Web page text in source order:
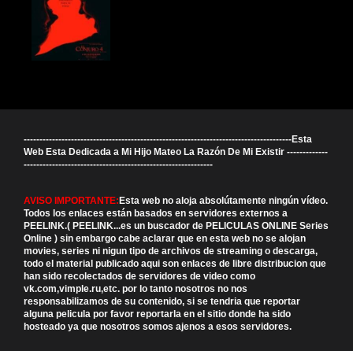
-------------------------------------------------------------------------------------Esta
Web Esta Dedicada a Mi Hijo Mateo La Razón De Mi Existir -------------
------------------------------------------------------------
AVISO IMPORTANTE: Esta web no aloja absolútamente ningún vídeo.
Todos los enlaces están basados en servidores externos a
PEELINK.( PEELINK...es un buscador de PELICULAS ONLINE Series
Online ) sin embargo cabe aclarar que en esta web no se alojan
movies, series ni nigun tipo de archivos de streaming o descarga,
todo el material publicado aqui son enlaces de libre distribucion que
han sido recolectados de servidores de video como
vk.com,vimple.ru,etc. por lo tanto nosotros no nos
responsabilizamos de su contenido, si se tendria que reportar
alguna pelicula por favor reportarla en el sitio donde ha sido
hosteado ya que nosotros somos ajenos a esos servidores.